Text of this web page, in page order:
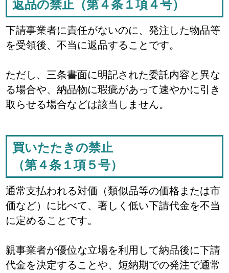
返品の禁止（第４条１項４号）
下請事業者に責任がないのに、発注した物品等
を受領後、不当に返品することです。
ただし、三条書面に明記された委託内容と異な
る場合や、納品物に瑕疵があって速やかに引き
取らせる場合などは該当しません。
買いたたきの禁止
（第４条１項５号）
通常支払われる対価（類似品等の価格または市
価など）に比べて、著しく低い下請代金を不当
に定めることです。
親事業者が優位な立場を利用して納品後に下請
代金を決定することや、短納期での発注で通常